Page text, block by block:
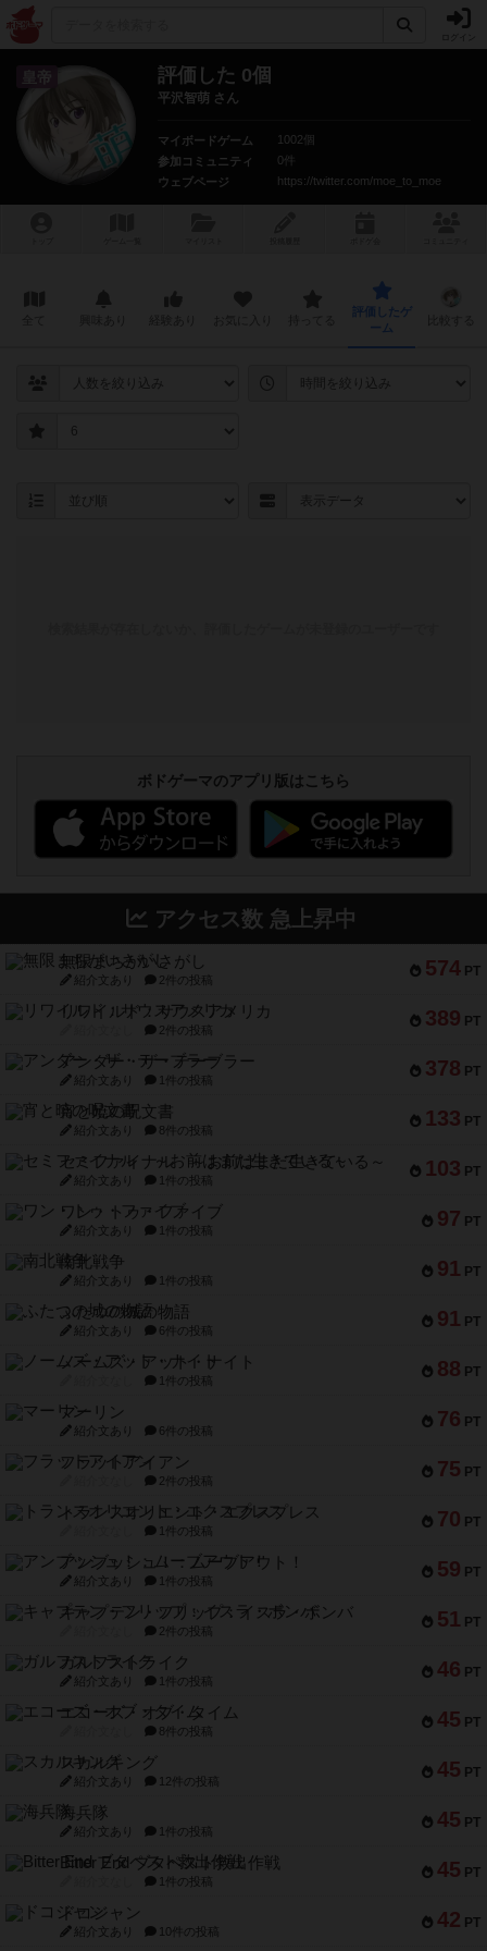
皇帝 評価した 0個
平沢智萌 さん
マイボードゲーム
1002個
参加コミュニティ
0件
ウェブページ
https://twitter.com/moe_to_moe
評価したゲ
ーム
ボドゲーマのアプリ版はこちら
アクセス数 急上昇中
574 PT
無限まちがいさがし
紹介文あり 2件の投稿
389 PT
リワイルド：サウスアメリカ
2件の投稿
378 PT
アンダー・ザ・テーブラー
紹介文あり 1件の投稿
133 PT
宵と暁の呪文書
紹介文あり 8件の投稿
103 PT
セミファイナル ～お前はまだ生きている～
紹介文あり 1件の投稿
97 PT
ワン・トゥ・ファイブ
紹介文あり 1件の投稿
91 PT
南北戦争
紹介文あり 1件の投稿
91 PT
ふたつの城の物語
紹介文あり 6件の投稿
88 PT
ノームズ・アット・ナイト
1件の投稿
76 PT
マーリン
紹介文あり 6件の投稿
75 PT
フラットアイアン
2件の投稿
70 PT
トランスオリエント・エクスプレス
1件の投稿
59 PT
アンブッシュ！：ムーブアウト！
紹介文あり 1件の投稿
51 PT
キャプテン・フリップ：イスラ・ボンバ
2件の投稿
46 PT
ガルフストライク
紹介文あり 1件の投稿
45 PT
エコーズ・オブ・タイム
8件の投稿
45 PT
スカルキング
紹介文あり 12件の投稿
45 PT
海兵隊
紹介文あり 1件の投稿
45 PT
Bitter End ブタペスト救出作戦
1件の投稿
42 PT
ドコジャン
紹介文あり 10件の投稿